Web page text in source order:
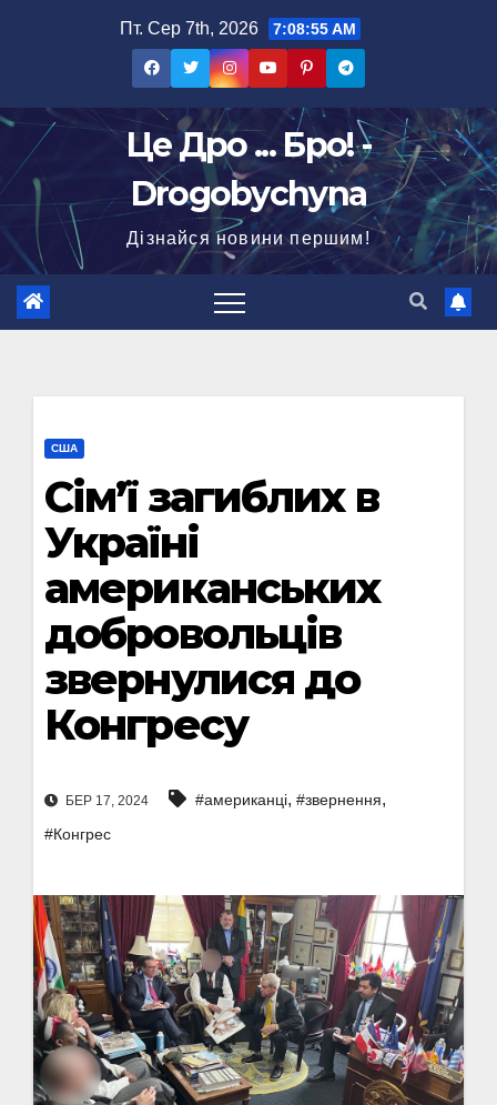
Пт. Сер 7th, 2026 7:08:56 AM
Це Дро ... Бро! -
Drogobychyna
Дізнайся новини першим!
США
Сім’ї загиблих в
Україні
американських
добровольців
звернулися до
Конгресу
БЕР 17, 2024 #американці, #звернення,
#Конгрес